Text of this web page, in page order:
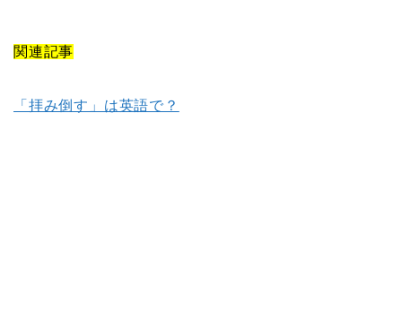
関連記事
「拝み倒す」は英語で？